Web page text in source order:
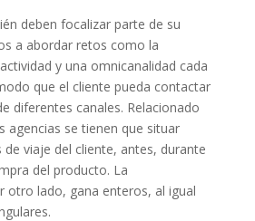
deben focalizar parte de su
a abordar retos como la
y una omnicanalidad cada
que el cliente pueda contactar
diferentes canales. Relacionado
agencias se tienen que situar
viaje del cliente, antes, durante
del producto. La
otro lado, gana enteros, al igual